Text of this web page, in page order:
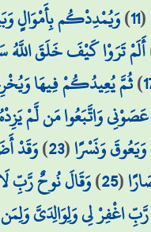
(
11
)وَيُمْدِدْكُم بِأَمْوَالٍ
أَلَمْ تَرَوْا كَيْفَ خَلَقَ اللَّهُ
)ثُمَّ يُعِيدُكُمْ فِيهَا
وَاتَّبَعُوا مَن لَّمْ
وَنَسْرًا(
23
)وَقَدْ
(
25
)وَقَالَ نُوحٌ رَّبِّ
رَّبِّ اغْفِرْ لِي وَلِوَالِدَيَّ وَلِمَن